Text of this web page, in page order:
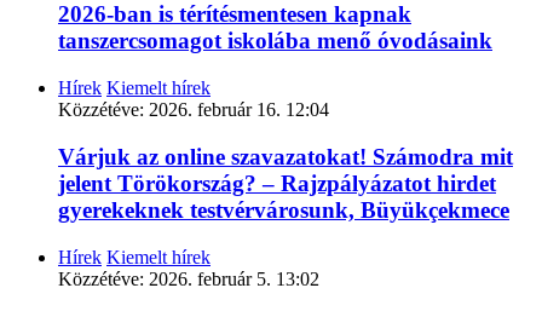
2026-ban is térítésmentesen kapnak
tanszercsomagot iskolába menő óvodásaink
Hírek Kiemelt hírek
Közzétéve: 2026. február 16. 12:04
Várjuk az online szavazatokat! Számodra mit
jelent Törökország? – Rajzpályázatot hirdet
gyerekeknek testvérvárosunk, Büyükçekmece
Hírek Kiemelt hírek
Közzétéve: 2026. február 5. 13:02